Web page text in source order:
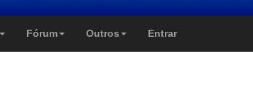
Fórum Outros Entrar